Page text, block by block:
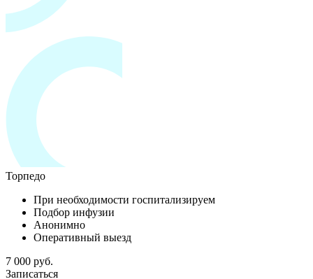
Торпедо
При необходимости госпитализируем
Подбор инфузии
Анонимно
Оперативный выезд
7 000 руб.
Записаться